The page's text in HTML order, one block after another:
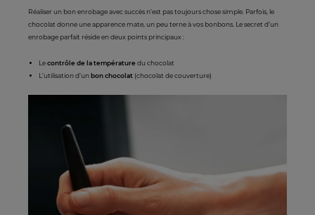
Réaliser un bon enrobage avec succès n’est pas toujours chose simple. Parfois, le
chocolat donne une apparence mate, un peu terne à vos bonbons. Le secret d’un
enrobage parfait réside en deux points principaux :
Lecontrôle de la températuredu chocolat
L’utilisation d’unbon chocolat(chocolat de couverture)